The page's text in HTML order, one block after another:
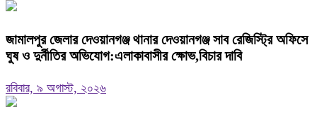
জামালপুর জেলার দেওয়ানগঞ্জ থানার দেওয়ানগঞ্জ সাব রেজিস্ট্রি অফিসে
ঘুষ ও দুর্নীতির অভিযোগ:এলাকাবাসীর ক্ষোভ,বিচার দাবি
রবিবার, ৯ অগাস্ট, ২০২৬